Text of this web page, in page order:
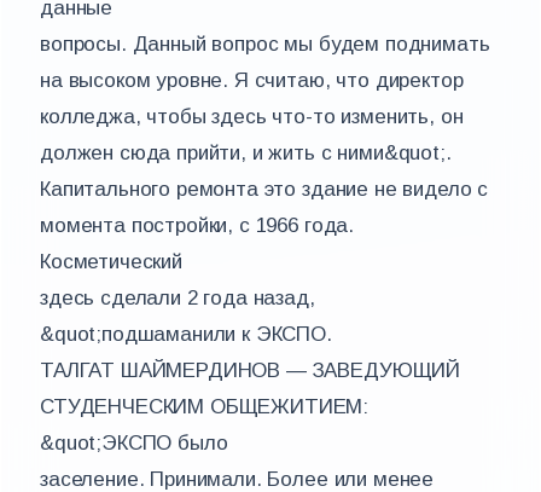
данные
вопросы. Данный вопрос мы будем поднимать
на высоком уровне. Я считаю, что директор
колледжа, чтобы здесь что-то изменить, он
должен сюда прийти, и жить с ними&quot;.
Капитального ремонта это здание не видело с
момента постройки, с 1966 года.
Косметический
здесь сделали 2 года назад,
&quot;подшаманили к ЭКСПО.
ТАЛГАТ ШАЙМЕРДИНОВ — ЗАВЕДУЮЩИЙ
СТУДЕНЧЕСКИМ ОБЩЕЖИТИЕМ:
&quot;ЭКСПО было
заселение. Принимали. Более или менее